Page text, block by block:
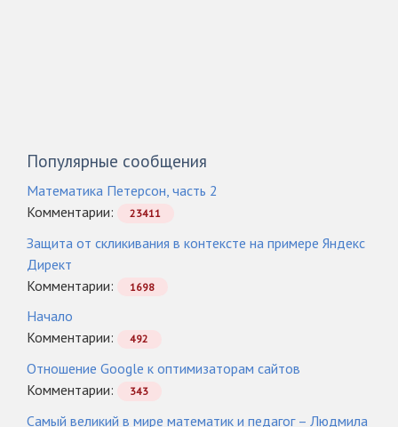
Популярные сообщения
Математика Петерсон, часть 2
Комментарии:
23411
Защита от скликивания в контексте на примере Яндекс
Директ
Комментарии:
1698
Начало
Комментарии:
492
Отношение Google к оптимизаторам сайтов
Комментарии:
343
Самый великий в мире математик и педагог – Людмила